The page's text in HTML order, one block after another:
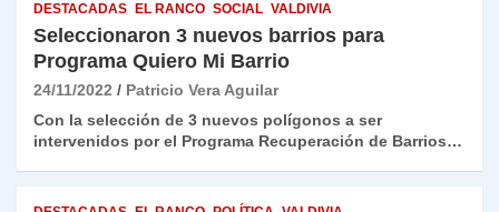
DESTACADAS EL RANCO SOCIAL VALDIVIA
Seleccionaron 3 nuevos barrios para
Programa Quiero Mi Barrio
24/11/2022
Patricio Vera Aguilar
Con la selección de 3 nuevos polígonos a ser
intervenidos por el Programa Recuperación de Barrios…